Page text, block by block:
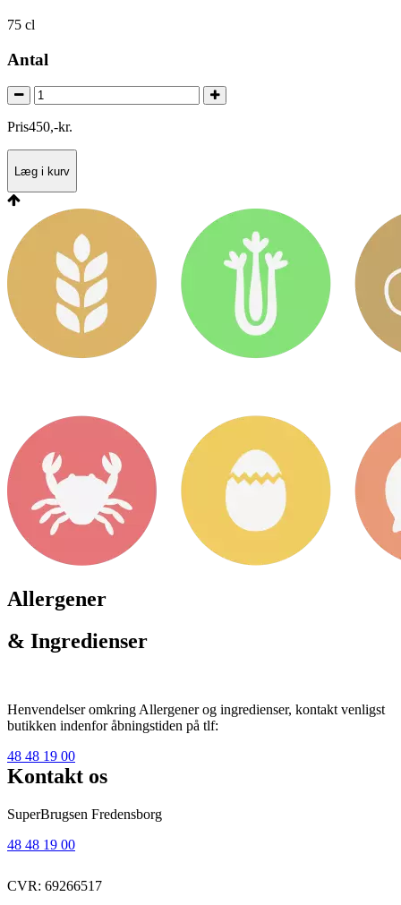
75 cl
Antal
Pris450,-kr.
Læg i kurv
Allergener
& Ingredienser
Henvendelser omkring Allergener og ingredienser, kontakt venligst
butikken indenfor åbningstiden på tlf:
48 48 19 00
Kontakt os
SuperBrugsen Fredensborg
48 48 19 00
CVR: 69266517